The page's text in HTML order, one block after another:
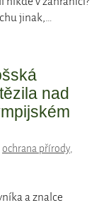
jinak,…
nad
ochrana přírody,
a znalce